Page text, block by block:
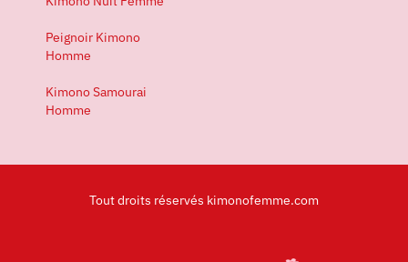
Peignoir Kimono
Homme
Kimono Samourai
Homme
Tout droits réservés kimonofemme.com